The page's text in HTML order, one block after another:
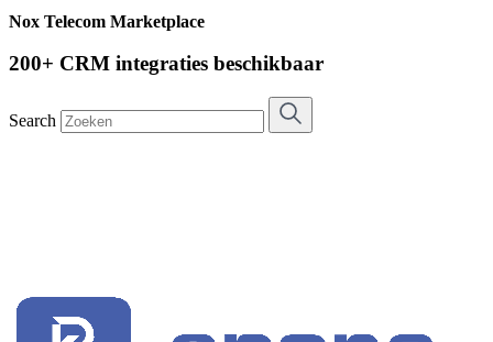
Nox Telecom Marketplace
200+ CRM integraties beschikbaar
Search